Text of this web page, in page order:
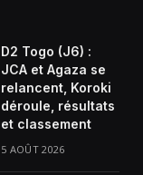
D2 Togo (J6) :
JCA et Agaza se
relancent, Koroki
déroule, résultats
et classement
5 AOÛT 2026